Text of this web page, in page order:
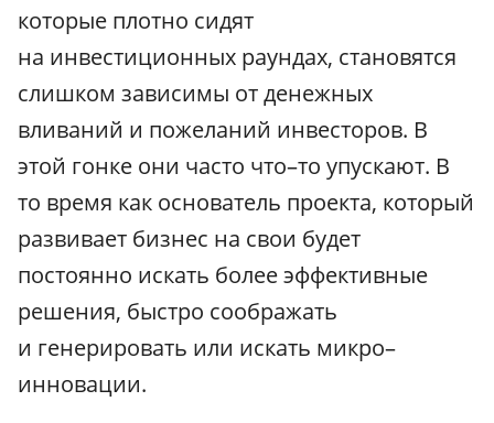
которые плотно сидят
на инвестиционных раундах, становятся
слишком зависимы от денежных
вливаний и пожеланий инвесторов. В
этой гонке они часто что–то упускают. В
то время как основатель проекта, который
развивает бизнес на свои будет
постоянно искать более эффективные
решения, быстро соображать
и генерировать или искать микро–
инновации.